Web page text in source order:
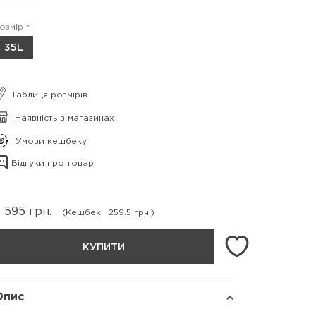
35L
Таблиця розмірів
Наявність в магазинах
Умови кешбеку
Відгуки про товар
595 грн. (Кешбек 259.5 грн.)
КУПИТИ